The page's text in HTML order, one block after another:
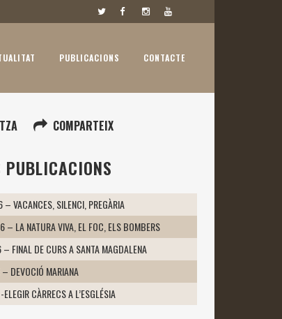
PUBLICACIONS CONTACTE
COMPARTEIX
PUBLICACIONS
VACANCES, SILENCI, PREGÀRIA
– LA NATURA VIVA, EL FOC, ELS BOMBERS
FINAL DE CURS A SANTA MAGDALENA
DEVOCIÓ MARIANA
CÀRRECS A L’ESGLÉSIA